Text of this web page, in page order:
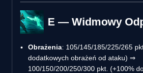
E — Widmowy
Obrażenia: 105/145/185/225/265
dodatkowych obrażeń od ataku) ⇒
100/150/200/250/300 pkt. (+100%